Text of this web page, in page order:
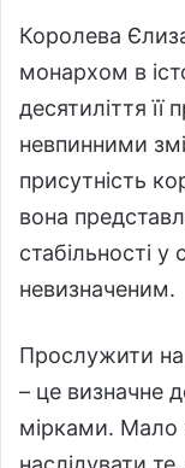
Королева
монархом в
десятиліття її
невпинними
присутність
вона
стабільності у
невизначеним.
Прослужити на
– це визначне
мірками. Мало